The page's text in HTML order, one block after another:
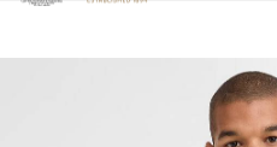
Clicca per visualizzare la nostra